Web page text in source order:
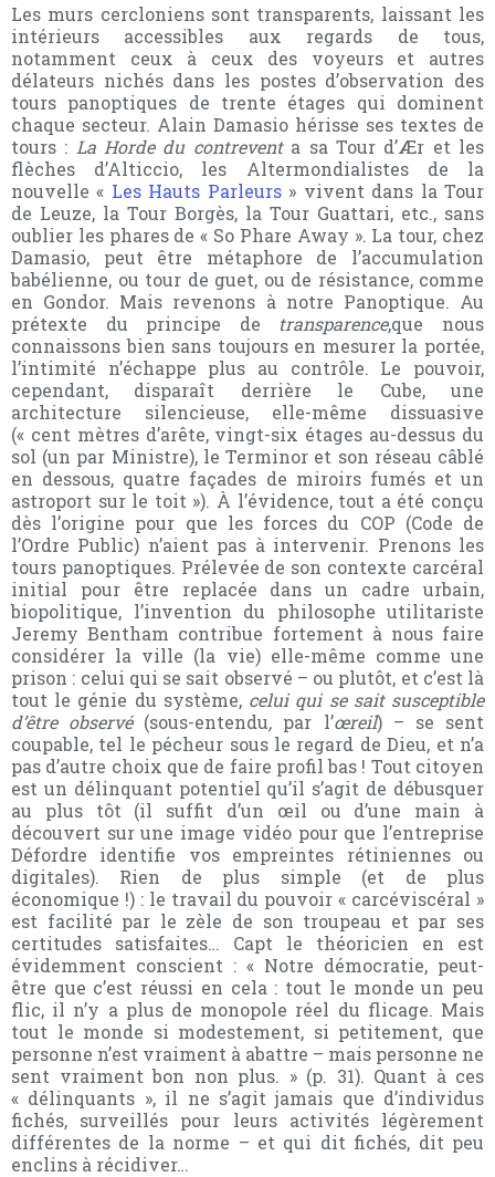
Les murs cercloniens sont transparents, laissant les
intérieurs accessibles aux regards de tous,
notamment ceux à ceux des voyeurs et autres
délateurs nichés dans les postes d’observation des
tours panoptiques de trente étages qui dominent
chaque secteur. Alain Damasio hérisse ses textes de
tours : La Horde du contreventa sa Tour d’Ær et les
flèches d’Alticcio, les Altermondialistes de la
nouvelle « Les Hauts Parleurs» vivent dans la Tour
de Leuze, la Tour Borgès, la Tour Guattari, etc., sans
oublier les phares de « So Phare Away ». La tour, chez
Damasio, peut être métaphore de l’accumulation
babélienne, ou tour de guet, ou de résistance, comme
en Gondor. Mais revenons à notre Panoptique. Au
prétexte du principe de transparence,que nous
connaissons bien sans toujours en mesurer la portée,
l’intimité n’échappe plus au contrôle. Le pouvoir,
cependant, disparaît derrière le Cube, une
architecture silencieuse,
elle-même dissuasive
(« cent mètres d’arête, vingt-six étages au-dessus du
sol (un par Ministre), le Terminor et son réseau câblé
en dessous, quatre façades de miroirs fumés et un
astroport sur le toit »). À l’évidence, tout a été conçu
dès l’origine pour que les forces du COP (Code de
l’Ordre Public) n’aient pas à intervenir. Prenons les
tours panoptiques. Prélevée de son contexte carcéral
initial pour être replacée dans un cadre urbain,
biopolitique, l’invention du philosophe utilitariste
Jeremy Bentham contribue fortement à nous faire
considérer la ville (la vie) elle-même comme une
prison : celui qui se sait observé – ou plutôt, et c’est là
tout le génie du système, celui qui se sait susceptible
d’être observé(sous-entendu, par l’œreil) – se sent
coupable, tel le pécheur sous le regard de Dieu, et n’a
pas d’autre choix que de faire profil bas ! Tout citoyen
est un délinquant potentiel qu’il s’agit de débusquer
au plus tôt (il suffit d’un œil ou d’une main à
découvert sur une image vidéo pour que l’entreprise
Défordre identifie vos empreintes rétiniennes ou
digitales). Rien de plus simple (et de plus
économique !) : le travail du pouvoir « carcéviscéral »
est facilité par le zèle de son troupeau et par ses
certitudes satisfaites… Capt le théoricien en est
évidemment conscient : « Notre démocratie, peut-
être que c’est réussi en cela : tout le monde un peu
flic, il n’y a plus de monopole réel du flicage. Mais
tout le monde si modestement, si petitement, que
personne n’est vraiment à abattre – mais personne ne
sent vraiment bon non plus. » (p. 31). Quant à ces
« délinquants », il ne s’agit jamais que d’individus
fichés, surveillés pour leurs activités légèrement
différentes de la norme – et qui dit fichés, dit peu
enclins à récidiver…